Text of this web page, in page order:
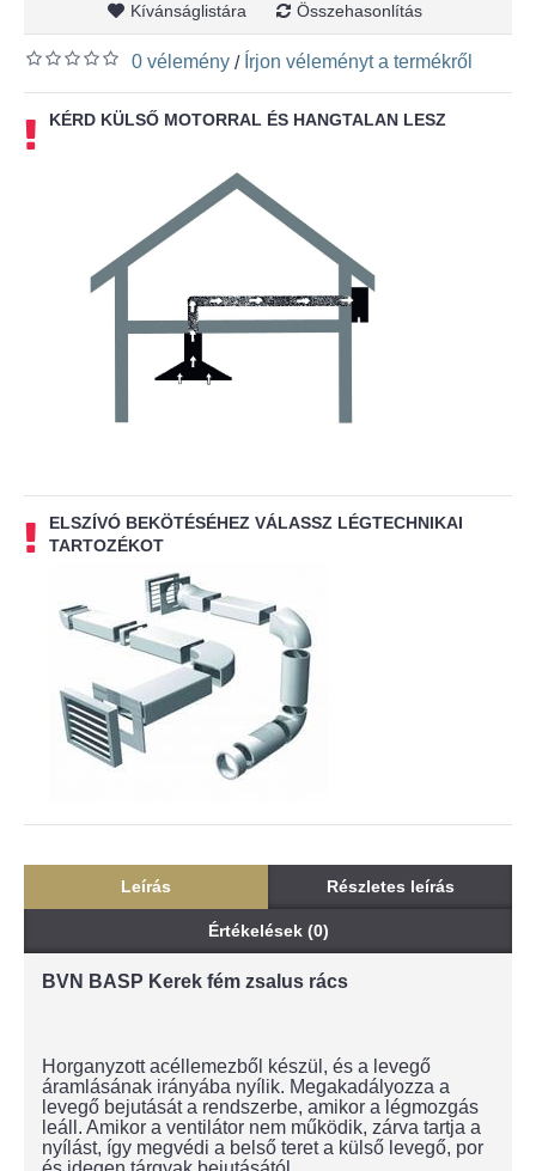
Kívánságlistára Összehasonlítás
0 vélemény / Írjon véleményt a termékről
KÉRD KÜLSŐ MOTORRAL ÉS HANGTALAN LESZ
ELSZÍVÓ BEKÖTÉSÉHEZ VÁLASSZ LÉGTECHNIKAI
TARTOZÉKOT
Leírás Részletes leírás
Értékelések (0)
BVN BASP Kerek fém zsalus rács
Horganyzott acéllemezből készül, és a levegő
áramlásának irányába nyílik. Megakadályozza a
levegő bejutását a rendszerbe, amikor a légmozgás
leáll. Amikor a ventilátor nem működik, zárva tartja a
nyílást, így megvédi a belső teret a külső levegő, por